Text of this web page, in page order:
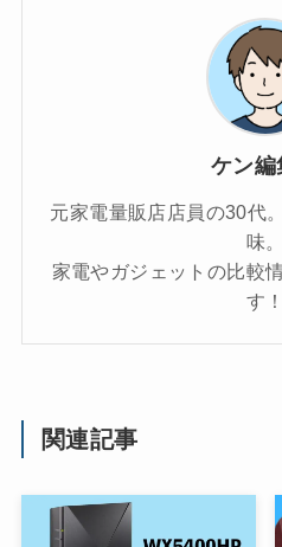
ケン編
元家電量販店店員の30代
味。
家電やガジェットの比較
す！
関連記事